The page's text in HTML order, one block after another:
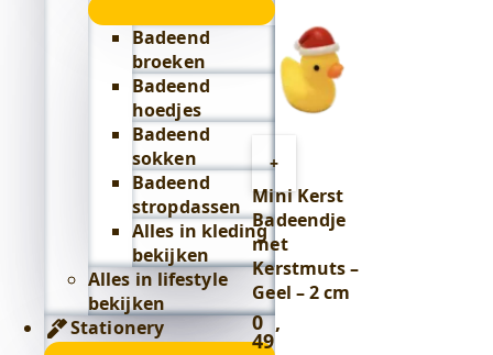
Badeend
broeken
Badeend
hoedjes
Badeend
sokken
Badeend
stropdassen
Alles in kleding
bekijken
Alles in lifestyle
bekijken
Stationery
+
aan
winkelwagen
Mini Kerst
Badeendje
met
Kerstmuts –
Geel – 2 cm
0 ,
49